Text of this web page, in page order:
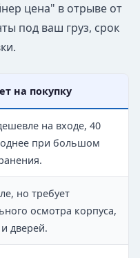
цена" в отрыве от
под ваш груз, срок
на покупку
на входе, 40
при большом
но требует
осмотра корпуса,
дверей.